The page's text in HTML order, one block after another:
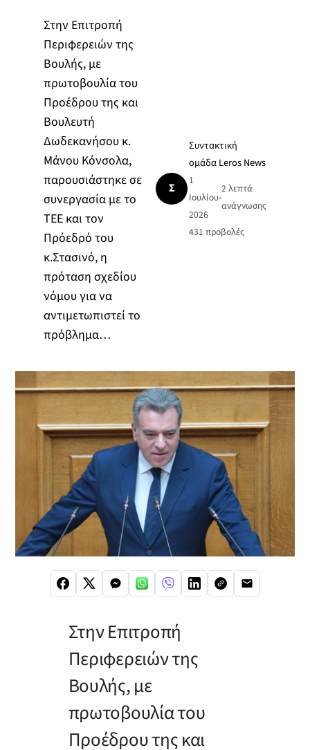
Στην Επιτροπή
Περιφερειών της
Βουλής, με
πρωτοβουλία του
Προέδρου της και
Βουλευτή
Δωδεκανήσου κ.
Μάνου Κόνσολα,
παρουσιάστηκε σε
συνεργασία με το
ΤΕΕ και τον
Πρόεδρό του
κ.Στασινό, η
πρόταση σχεδίου
νόμου για να
αντιμετωπιστεί το
πρόβλημα…
Σ
Συντακτική
ομάδα Leros News
1
Ιουλίου
2026
•
2 λεπτά
ανάγνωσης
431 προβολές
Στην Επιτροπή
Περιφερειών της
Βουλής, με
πρωτοβουλία του
Προέδρου της και